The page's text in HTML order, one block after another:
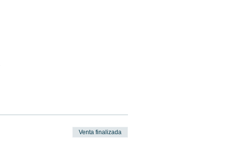
Venta finalizada